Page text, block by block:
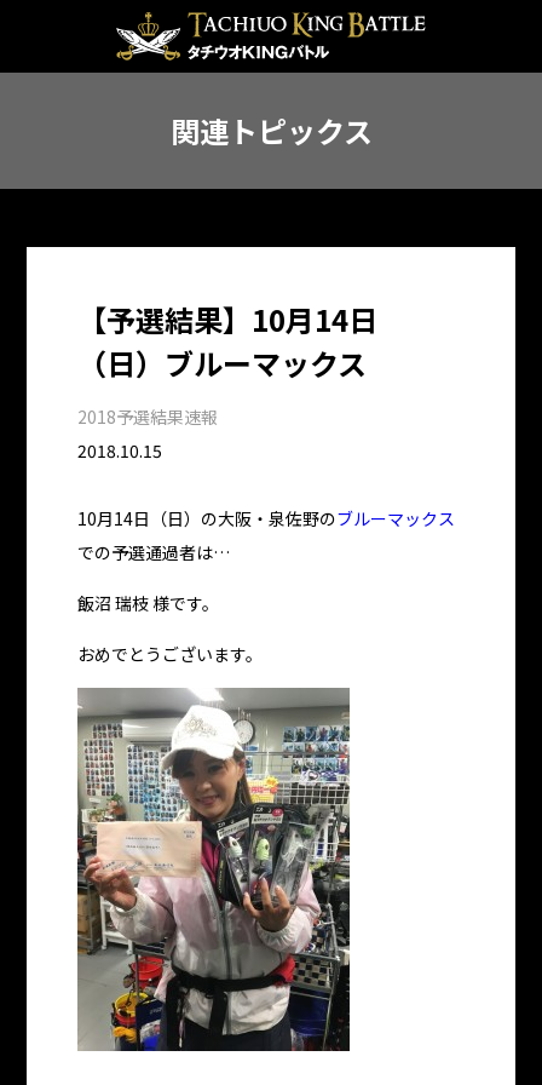
関連トピックス
【予選結果】10月14日
（日）ブルーマックス
2018予選結果速報
2018.10.15
10月14日（日）の大阪・泉佐野のブルーマックス
での予選通過者は…
飯沼 瑞枝 様です。
おめでとうございます。